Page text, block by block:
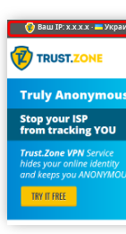
Ваш IP: x.x.x.x ·